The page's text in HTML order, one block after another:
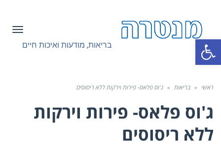
פתח סרגל נגישות בריאות, מודעות ואיכות חיים
ראשי » בריאות » ג'וס פלאס- פירות וירקות ללא ריסוסים
ג'וס פלאס- פירות וירקות
ללא ריסוסים